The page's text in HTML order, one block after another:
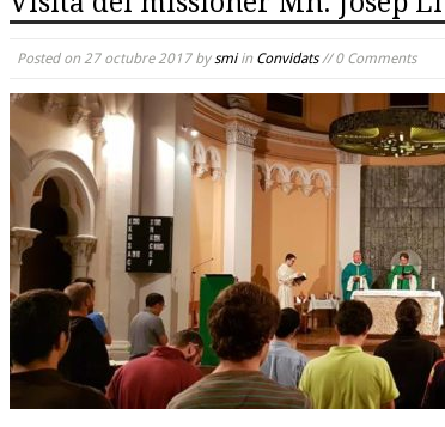
Posted on 27 octubre 2017bysmiin Convidats// 0 Comments